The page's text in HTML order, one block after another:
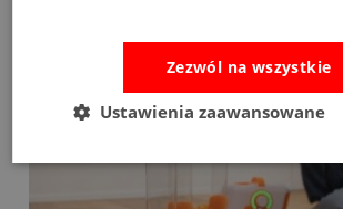
Zezwól na wszystkie
Ustawienia zaawansowane